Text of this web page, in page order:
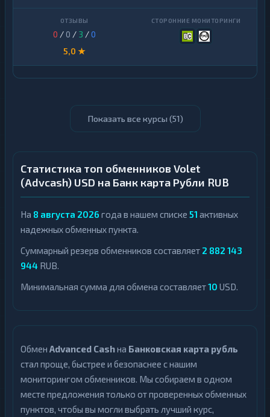
0 / 0 / 3 /0
5,0 ★
Показать все курсы (51)
Статистика топ обменников Volet
(Advcash) USD на Банк карта Рубли RUB
На 8 августа 2026 года в нашем списке 51 активных
надежных обменных пункта.
Суммарный резерв обменников составляет 2 882 143
944 RUB.
Минимальная сумма для обмена составляет10 USD.
Обмен Advanced Cashна Банковская карта рубль
стал проще, быстрее и безопаснее с нашим
мониторингом обменников. Мы собираем в одном
месте предложения только от проверенных обменных
пунктов, чтобы вы могли выбрать лучший курс,